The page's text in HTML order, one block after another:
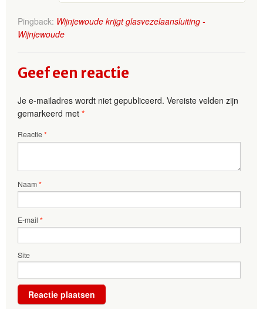
Pingback: Wijnjewoude krijgt glasvezelaansluiting -
Wijnjewoude
Geef een reactie
Je e-mailadres wordt niet gepubliceerd. Vereiste velden zijn
gemarkeerd met *
Reactie*
Naam*
E-mail *
Site